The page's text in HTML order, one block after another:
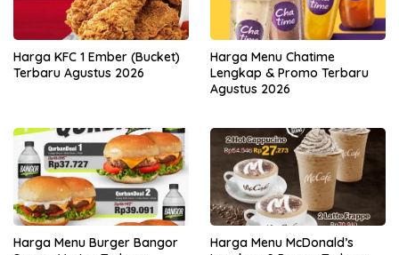
Harga KFC 1 Ember (Bucket)
Terbaru Agustus 2026
Harga Menu Chatime
Lengkap & Promo Terbaru
Agustus 2026
Harga Menu Burger Bangor
Harga Menu McDonald’s